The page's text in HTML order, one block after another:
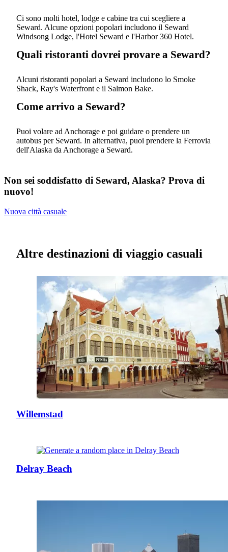
Ci sono molti hotel, lodge e cabine tra cui scegliere a
Seward. Alcune opzioni popolari includono il Seward
Windsong Lodge, l'Hotel Seward e l'Harbor 360 Hotel.
Quali ristoranti dovrei provare a Seward?
Alcuni ristoranti popolari a Seward includono lo Smoke
Shack, Ray's Waterfront e il Salmon Bake.
Come arrivo a Seward?
Puoi volare ad Anchorage e poi guidare o prendere un
autobus per Seward. In alternativa, puoi prendere la Ferrovia
dell'Alaska da Anchorage a Seward.
Non sei soddisfatto di Seward, Alaska? Prova di
nuovo!
Nuova città casuale
Altre destinazioni di viaggio casuali
Willemstad
Delray Beach